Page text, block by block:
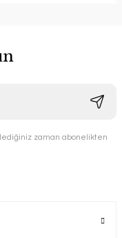
zaman abonelikten